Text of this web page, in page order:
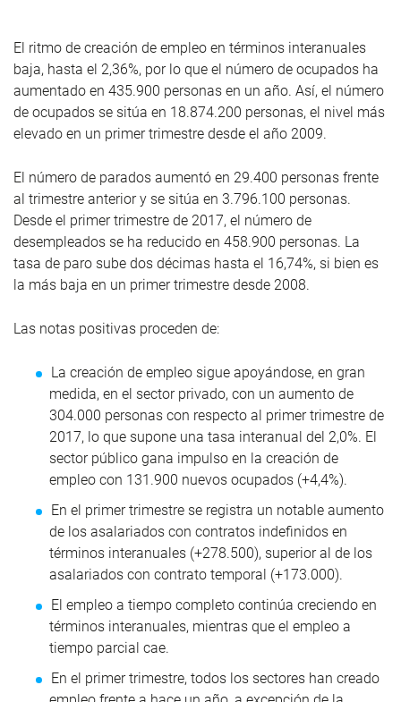
El ritmo de creación de empleo en términos interanuales
baja, hasta el 2,36%, por lo que el número de ocupados ha
aumentado en 435.900 personas en un año. Así, el número
de ocupados se sitúa en 18.874.200 personas, el nivel más
elevado en un primer trimestre desde el año 2009.
El número de parados aumentó en 29.400 personas frente
al trimestre anterior y se sitúa en 3.796.100 personas.
Desde el primer trimestre de 2017, el número de
desempleados se ha reducido en 458.900 personas. La
tasa de paro sube dos décimas hasta el 16,74%, si bien es
la más baja en un primer trimestre desde 2008.
Las notas positivas proceden de:
La creación de empleo sigue apoyándose, en gran
medida, en el sector privado, con un aumento de
304.000 personas con respecto al primer trimestre de
2017, lo que supone una tasa interanual del 2,0%. El
sector público gana impulso en la creación de
empleo con 131.900 nuevos ocupados (+4,4%).
En el primer trimestre se registra un notable aumento
de los asalariados con contratos indefinidos en
términos interanuales (+278.500), superior al de los
asalariados con contrato temporal (+173.000).
El empleo a tiempo completo continúa creciendo en
términos interanuales, mientras que el empleo a
tiempo parcial cae.
En el primer trimestre, todos los sectores han creado